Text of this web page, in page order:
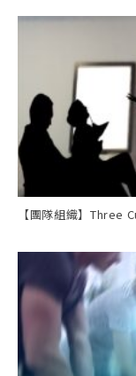
【團隊組織】Three